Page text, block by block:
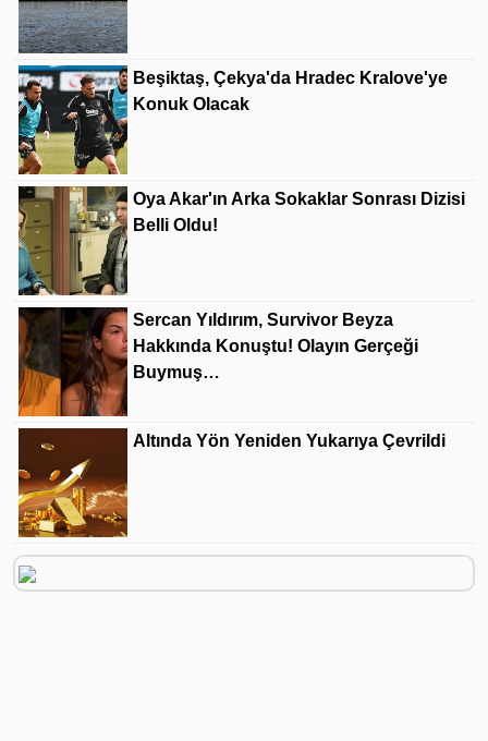
Beşiktaş, Çekya'da Hradec Kralove'ye
Konuk Olacak
Oya Akar'ın Arka Sokaklar Sonrası Dizisi
Belli Oldu!
Sercan Yıldırım, Survivor Beyza
Hakkında Konuştu! Olayın Gerçeği
Buymuş…
Altında Yön Yeniden Yukarıya Çevrildi